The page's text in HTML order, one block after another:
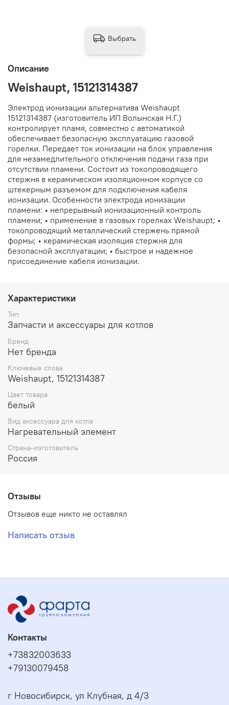
Описание
Weishaupt, 15121314387
Электрод ионизации альтернатива Weishaupt
15121314387 (изготовитель ИП Волынская Н.Г.)
контролирует пламя, совместно с автоматикой
обеспечивает безопасную эксплуатацию газовой
горелки. Передает ток ионизации на блок управления
для незамедлительного отключения подачи газа при
отсутствии пламени. Состоит из токопроводящего
стержня в керамическом изоляционном корпусе со
штекерным разъемом для подключения кабеля
ионизации. Особенности электрода ионизации
пламени: • непрерывный ионизационный контроль
пламени; • применение в газовых горелках Weishaupt; •
токопроводящий металлический стержень прямой
формы; • керамическая изоляция стержня для
безопасной эксплуатации; • быстрое и надежное
присоединение кабеля ионизации.
Характеристики
Тип
Запчасти и аксессуары для котлов
Бренд
Нет бренда
Ключевые слова
Weishaupt, 15121314387
Цвет товара
белый
Вид аксессуара для котла
Нагревательный элемент
Страна-изготовитель
Россия
Отзывы
Отзывов еще никто не оставлял
Написать отзыв
Выбрать
Контакты
+73832003633
+79130079458
г Новосибирск, ул Клубная, д 4/3